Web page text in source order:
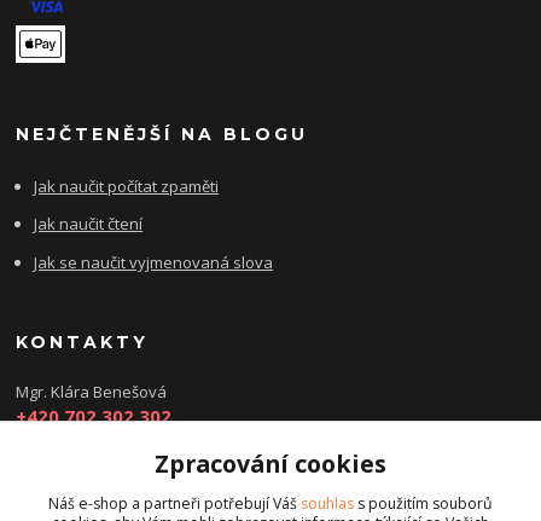
NEJČTENĚJŠÍ NA BLOGU
Jak naučit počítat zpaměti
Jak naučit čtení
Jak se naučit vyjmenovaná slova
KONTAKTY
Mgr. Klára Benešová
+420 702 302 302
kbenesovaporadna@seznam.cz
Zpracování cookies
Náš e-shop a partneři potřebují Váš souhlas s použitím souborů